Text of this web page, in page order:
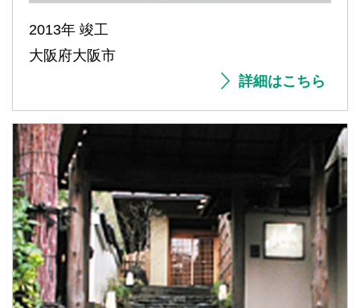
2013年 竣工
大阪府大阪市
詳細はこちら